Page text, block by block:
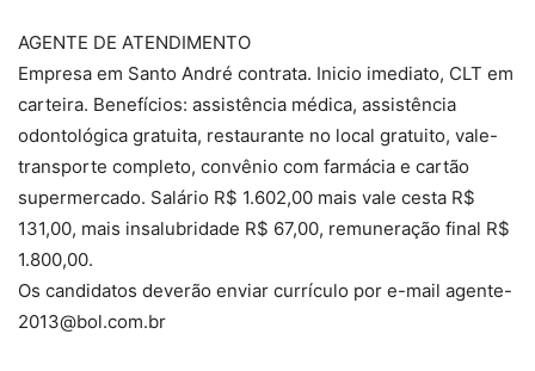
AGENTE DE ATENDIMENTO
Empresa em Santo André contrata. Inicio imediato, CLT em
carteira. Benefícios: assistência médica, assistência
odontológica gratuita, restaurante no local gratuito, vale-
transporte completo, convênio com farmácia e cartão
supermercado. Salário R$ 1.602,00 mais vale cesta R$
131,00, mais insalubridade R$ 67,00, remuneração final R$
1.800,00.
Os candidatos deverão enviar currículo por e-mail agente-
2013@bol.com.br